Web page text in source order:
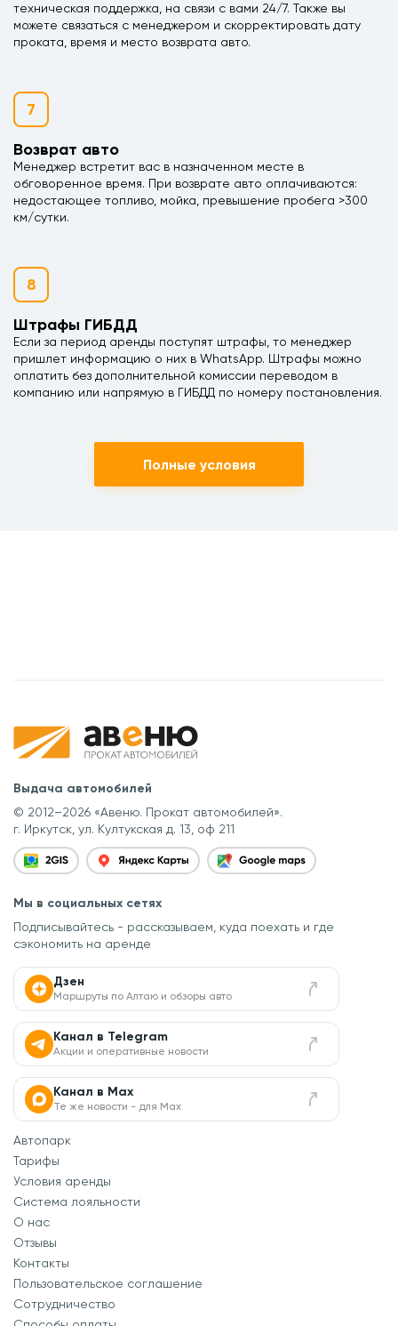
техническая поддержка, на связи с вами 24/7. Также вы
можете связаться с менеджером и скорректировать дату
проката, время и место возврата авто.
7
Возврат авто
Менеджер встретит вас в назначенном месте в
обговоренное время. При возврате авто оплачиваются:
недостающее топливо, мойка, превышение пробега >300
км/сутки.
8
Штрафы ГИБДД
Если за период аренды поступят штрафы, то менеджер
пришлет информацию о них в WhatsApp. Штрафы можно
оплатить без дополнительной комиссии переводом в
компанию или напрямую в ГИБДД по номеру постановления.
Полные условия
Выдача автомобилей
© 2012–2026 «Авеню. Прокат автомобилей».
г. Иркутск, ул. Култукская д. 13, оф 211
Мы в социальных сетях
Подписывайтесь - рассказываем, куда поехать и где
сэкономить на аренде
Дзен
Маршруты по Алтаю и обзоры авто
Канал в Telegram
Акции и оперативные новости
Канал в Max
Те же новости - для Max
Автопарк
Тарифы
Условия аренды
Система лояльности
О нас
Отзывы
Контакты
Пользовательское соглашение
Сотрудничество